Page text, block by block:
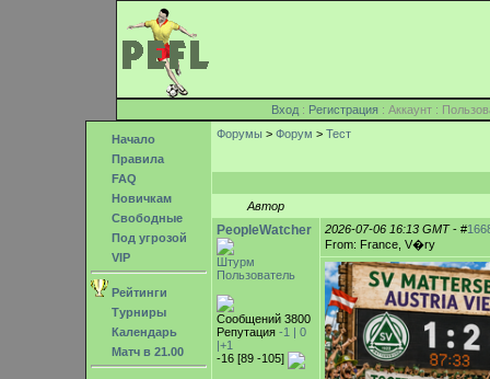
Вход : Регистрация : Аккаунт :
Начало
Правила
FAQ
Новичкам
Свободные
Под угрозой
VIP
Рейтинги
Турниры
Календарь
Матч в 21.00
Форумы > Форум > Тест
Автор
PeopleWatcher
Штурм
Пользователь
Сообщений 3800
Репутация -1 | 0
|+1
-16 [89 -105]
2026-07-06 16:13 GMT- #
From: France, V�ry